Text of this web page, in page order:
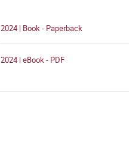
2024 | Book - Paperback
2024 | eBook - PDF